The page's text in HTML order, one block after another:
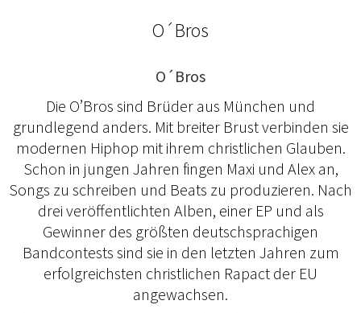
O´Bros
O´Bros
Die O’Bros sind Brüder aus München und
grundlegend anders. Mit breiter Brust verbinden sie
modernen Hiphop mit ihrem christlichen Glauben.
Schon in jungen Jahren fingen Maxi und Alex an,
Songs zu schreiben und Beats zu produzieren. Nach
drei veröffentlichten Alben, einer EP und als
Gewinner des größten deutschsprachigen
Bandcontests sind sie in den letzten Jahren zum
erfolgreichsten christlichen Rapact der EU
angewachsen.